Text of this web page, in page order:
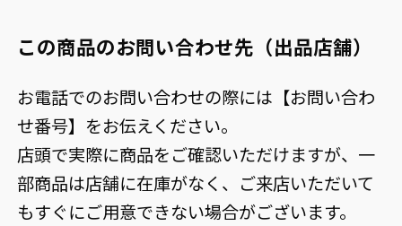
この商品のお問い合わせ先（出品店舗）
お電話でのお問い合わせの際には【お問い合わ
せ番号】をお伝えください。
店頭で実際に商品をご確認いただけますが、一
部商品は店舗に在庫がなく、ご来店いただいて
もすぐにご用意できない場合がございます。